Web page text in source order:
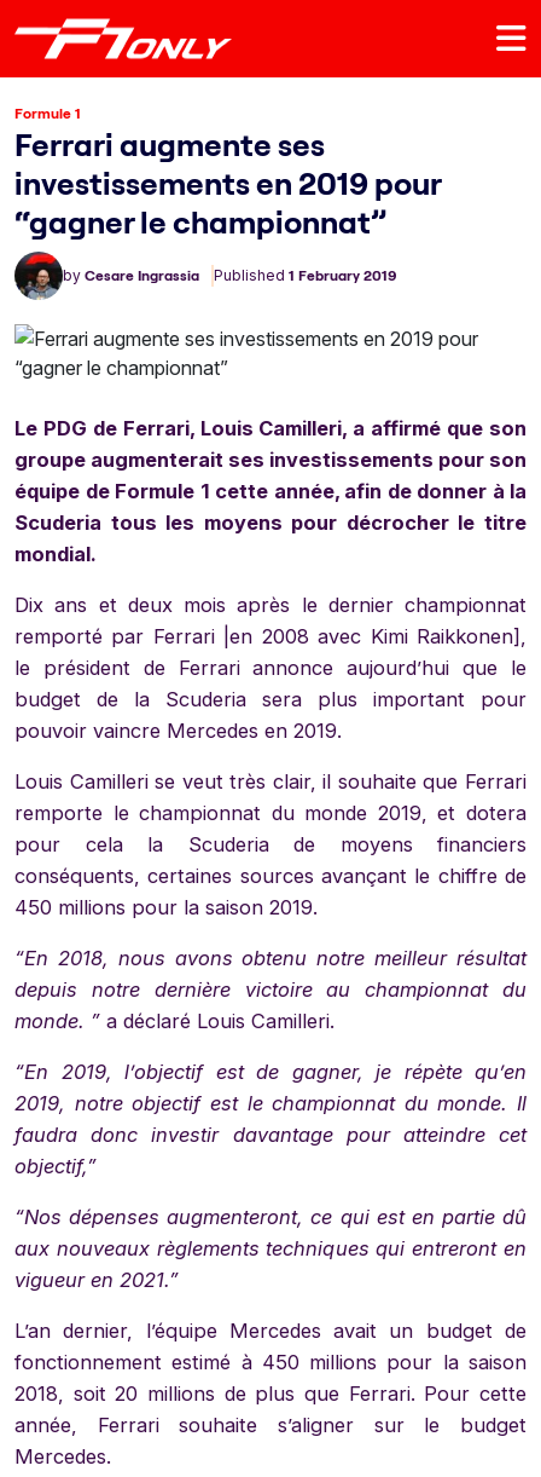
Formule 1
Ferrari augmente ses
investissements en 2019 pour
“gagner le championnat”
by Cesare Ingrassia Published 1 February 2019
Le PDG de Ferrari, Louis Camilleri, a affirmé que son
groupe augmenterait ses investissements pour son
équipe de Formule 1 cette année, afin de donner à la
Scuderia tous les moyens pour décrocher le titre
mondial.
Dix ans et deux mois après le dernier championnat
remporté par Ferrari |en 2008 avec Kimi Raikkonen],
le président de Ferrari annonce aujourd’hui que le
budget de la Scuderia sera plus important pour
pouvoir vaincre Mercedes en 2019.
Louis Camilleri se veut très clair, il souhaite que Ferrari
remporte le championnat du monde 2019, et dotera
pour cela la Scuderia de moyens financiers
conséquents, certaines sources avançant le chiffre de
450 millions pour la saison 2019.
“En 2018, nous avons obtenu notre meilleur résultat
depuis notre dernière victoire au championnat du
monde. ” a déclaré Louis Camilleri.
“En 2019, l’objectif est de gagner, je répète qu’en
2019, notre objectif est le championnat du monde. Il
faudra donc investir davantage pour atteindre cet
objectif,”
“Nos dépenses augmenteront, ce qui est en partie dû
aux nouveaux règlements techniques qui entreront en
vigueur en 2021.”
L’an dernier, l’équipe Mercedes avait un budget de
fonctionnement estimé à 450 millions pour la saison
2018, soit 20 millions de plus que Ferrari. Pour cette
année, Ferrari souhaite s’aligner sur le budget
Mercedes.